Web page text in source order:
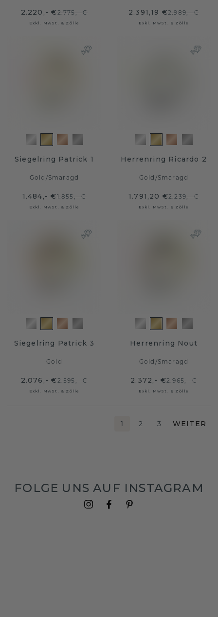
2.220,- €2.775,- €
Exkl. MwSt. & Zölle
2.391,19 €2.989,- €
Exkl. MwSt. & Zölle
Siegelring Patrick 1
Gold /Smaragd
1.484,- €1.855,- €
Exkl. MwSt. & Zölle
Herrenring Ricardo 2
Gold /Smaragd
1.791,20 €2.239,- €
Exkl. MwSt. & Zölle
Siegelring Patrick 3
Gold
2.076,- €2.595,- €
Exkl. MwSt. & Zölle
Herrenring Nout
Gold /Smaragd
2.372,- €2.965,- €
Exkl. MwSt. & Zölle
1 2 3 WEITER
FOLGE UNS AUF INSTAGRAM